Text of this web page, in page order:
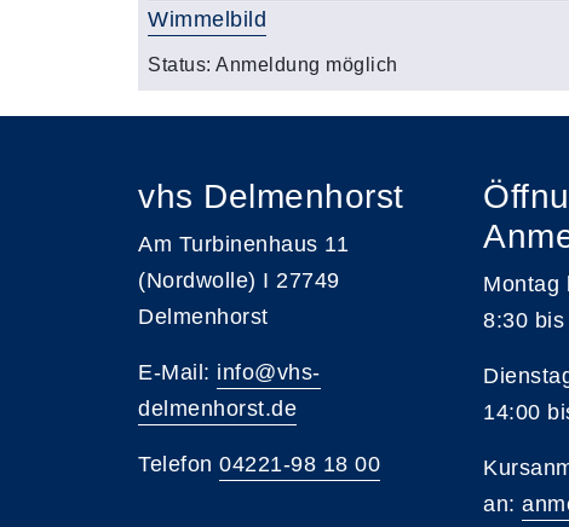
Wimmelbild
Status: Anmeldung möglich
vhs Delmenhorst
Am Turbinenhaus 11
(Nordwolle) I 27749
Delmenhorst
E-Mail: info@vhs-
delmenhorst.de
Telefon 04221-98 18 00
Montag
8:30
14:00
an: